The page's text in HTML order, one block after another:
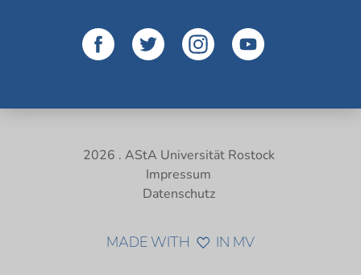
2026 . AStA Universität Rostock
Impressum
Datenschutz
MADE WITH IN MV